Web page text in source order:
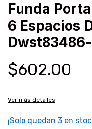
Funda
6 Espacios
$602.00
Ver más detalles
¡Solo quedan 3 en